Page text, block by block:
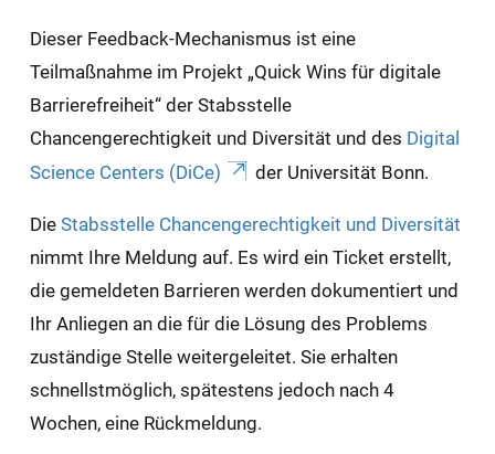
Dieser Feedback-Mechanismus ist eine
Teilmaßnahme im Projekt „Quick Wins für digitale
Barrierefreiheit“ der Stabsstelle
Chancengerechtigkeit und Diversität und des Digital
Science Centers (DiCe)
der Universität Bonn.
Die Stabsstelle Chancengerechtigkeit und Diversität
nimmt Ihre Meldung auf. Es wird ein Ticket erstellt,
die gemeldeten Barrieren werden dokumentiert und
Ihr Anliegen an die für die Lösung des Problems
zuständige Stelle weitergeleitet. Sie erhalten
schnellstmöglich, spätestens jedoch nach 4
Wochen, eine Rückmeldung.